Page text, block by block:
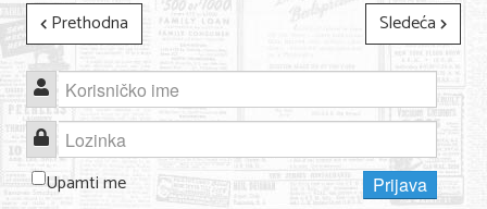
Prethodna
Sledeća
Korisničko ime
Lozinka
Upamti me
Prijava